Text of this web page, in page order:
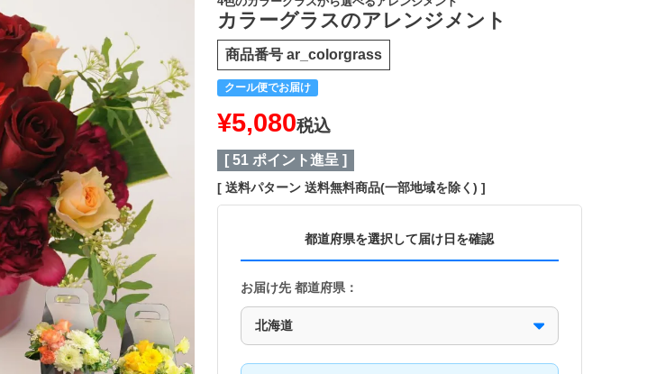
カラーグラスのアレンジメント
商品番号 ar_colorgrass
クール便でお届け
¥5,080税込
[ 51 ポイント進呈 ]
送料パターン 送料無料商品(一部地域を除く)
都道府県を選択して届け日を確認
お届け先 都道府県：